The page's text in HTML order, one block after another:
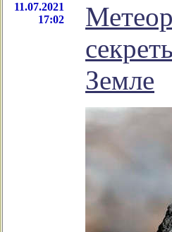
11.07.2021
17:02
Земле